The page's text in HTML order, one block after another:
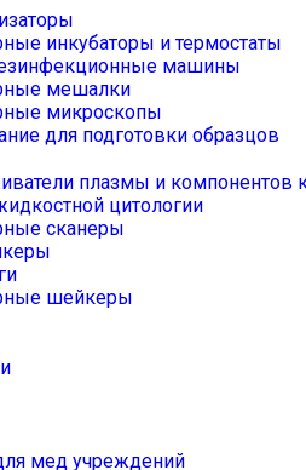
инкубаторы и термостаты
машины
мешалки
микроскопы
для подготовки образцов
плазмы и компонентов
цитологии
сканеры
шейкеры
мед учреждений